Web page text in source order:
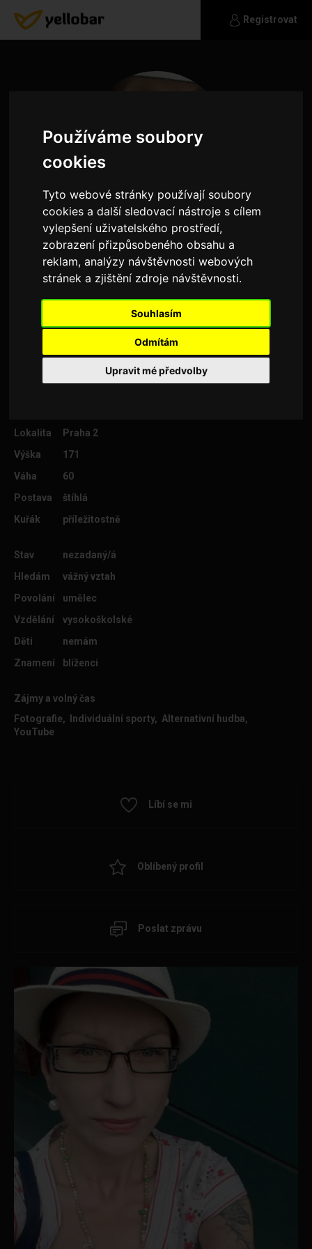
Používáme soubory
cookies
Tyto webové stránky používají soubory
cookies a další sledovací nástroje s cílem
vylepšení uživatelského prostředí,
zobrazení přizpůsobeného obsahu a
reklam, analýzy návštěvnosti webových
stránek a zjištění zdroje návštěvnosti.
Souhlasím
Odmítám
Upravit mé předvolby
Registrovat
Barabora
Art pedagogue | 171/60 | red hair | alternative life
style | look for intelligence tolerance partner |
Výtvarnice učitelka | hledám partnera s
podobným životním postojem |
Lokalita
Praha 2
Výška
171
Váha
60
Postava
štíhlá
Kuřák
příležitostně
Stav
nezadaný/á
Hledám
vážný vztah
Povolání
umělec
Vzdělání
vysokoškolské
Děti
nemám
Znamení
blíženci
Zájmy a volný čas
Fotografie, Individuální sporty, Alternativní hudba,
YouTube
Líbí se mi
Oblíbený profil
Poslat zprávu